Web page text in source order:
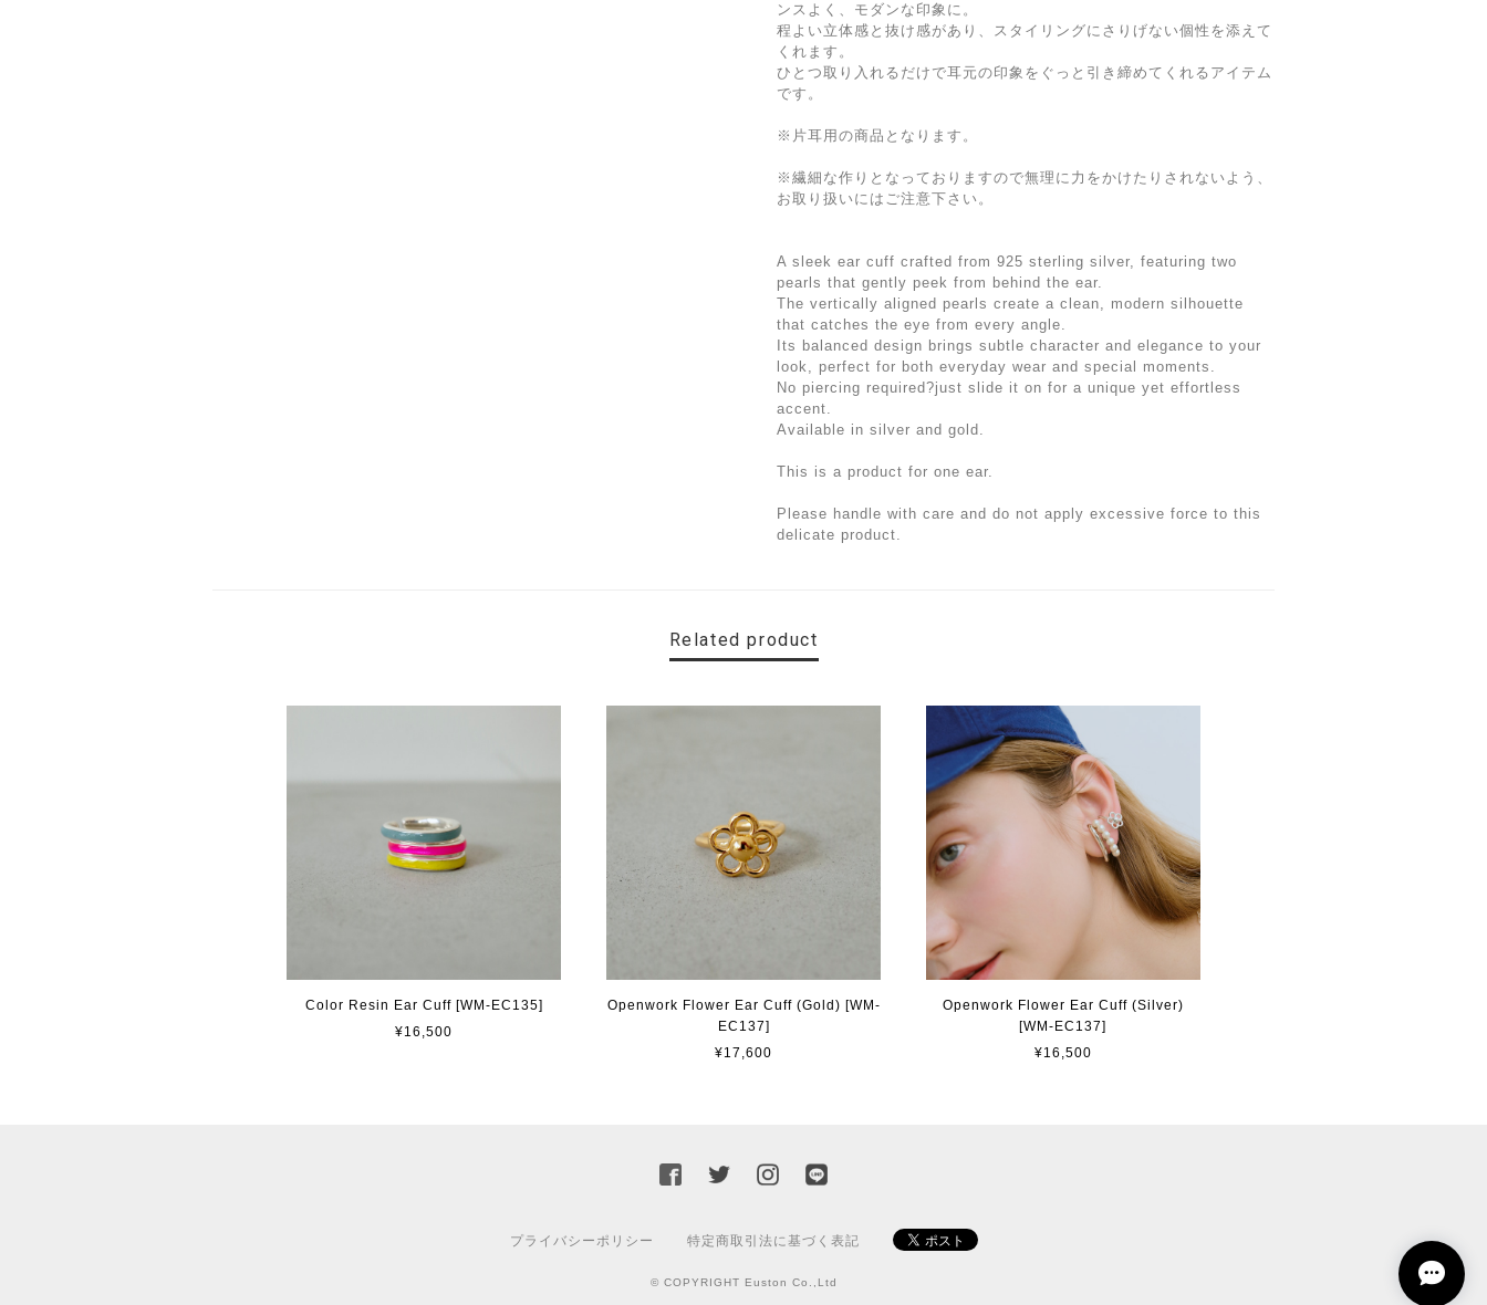
ンスよく、モダンな印象に。
程よい立体感と抜け感があり、スタイリングにさりげない個性を添えて
くれます。
ひとつ取り入れるだけで耳元の印象をぐっと引き締めてくれるアイテム
です。
※片耳用の商品となります。
※繊細な作りとなっておりますので無理に力をかけたりされないよう、
お取り扱いにはご注意下さい。
A sleek ear cuff crafted from 925 sterling silver, featuring two
pearls that gently peek from behind the ear.
The vertically aligned pearls create a clean, modern silhouette
that catches the eye from every angle.
Its balanced design brings subtle character and elegance to your
look, perfect for both everyday wear and special moments.
No piercing required?just slide it on for a unique yet effortless
accent.
Available in silver and gold.
This is a product for one ear.
Please handle with care and do not apply excessive force to this
delicate product.
Related product
Color Resin Ear Cuff [WM-EC135]
¥16,500
Openwork Flower Ear Cuff (Gold) [WM-
EC137]
¥17,600
Openwork Flower Ear Cuff (Silver)
[WM-EC137]
¥16,500
プライバシーポリシー 特定商取引法に基づく表記
© COPYRIGHT Euston Co.,Ltd